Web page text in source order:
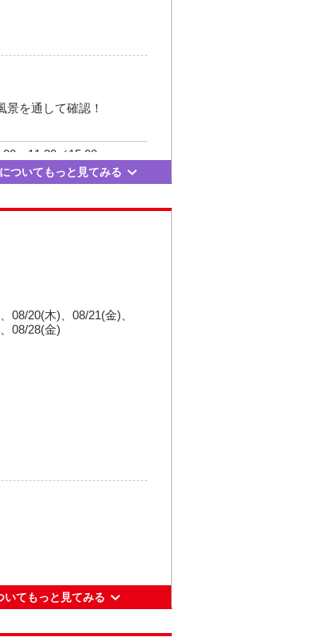
更新日： 2026.06.17
を通して確認！
～11:30／15:00～
ラルタワーズ
街が直結。
ついてもっと見てみる
08/20(木)
08/21(金)
08/28(金)
る疑問にすべて応えま
いてもっと見てみる